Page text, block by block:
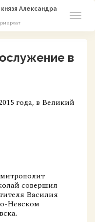
Александра
в
года, в Великий
совершил
Василия
Невском